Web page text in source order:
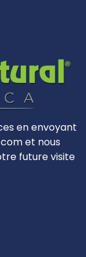
en envoyant
et nous
future visite